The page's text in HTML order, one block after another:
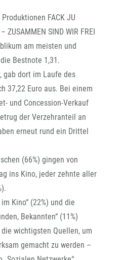
FACK JU
ZUSAMMEN SIND WIR FREI
am meisten und
Bestnote 1,31.
gab dort im Laufe des
37,22 Euro aus. Bei einem
und Concession-Verkauf
der Verzehranteil an
erneut rund ein Drittel
(66%) gingen von
ins Kino, jeder zehnte aller
Kino“ (22%) und die
Bekannten“ (11%)
wichtigsten Quellen, um
gemacht zu werden –